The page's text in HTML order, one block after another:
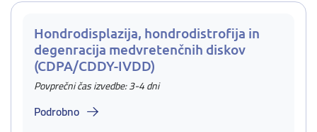
Hondrodisplazija, hondrodistrofija in
degenracija medvretenčnih diskov
(CDPA/CDDY-IVDD)
Povprečni čas izvedbe: 3-4 dni
Podrobno